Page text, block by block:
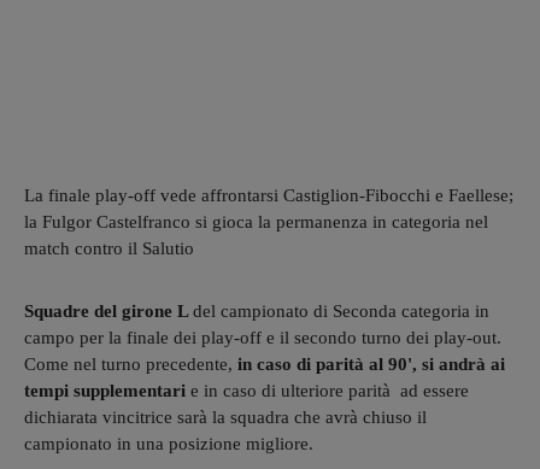
La finale play-off vede affrontarsi Castiglion-Fibocchi e Faellese;
la Fulgor Castelfranco si gioca la permanenza in categoria nel
match contro il Salutio
Squadre del girone Ldel campionato di Seconda categoria in
campo per la finale dei play-off e il secondo turno dei play-out.
Come nel turno precedente, in caso di parità al 90', si andrà ai
tempi supplementari e in caso di ulteriore parità ad essere
dichiarata vincitrice sarà la squadra che avrà chiuso il
campionato in una posizione migliore.